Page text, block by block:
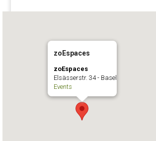
zoEspaces
zoEspaces
Elsässerstr. 34 - Basel
Events